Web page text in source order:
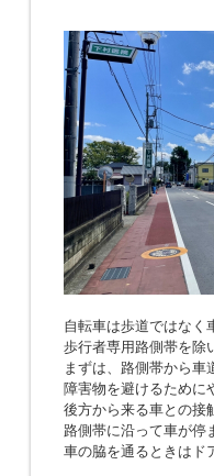
自転車は歩道ではなく
歩行者専用路側帯を除
まずは、路側帯から車
障害物を避けるために
後方から来る車との接
路側帯に沿って車が停
車の脇を通るときはド